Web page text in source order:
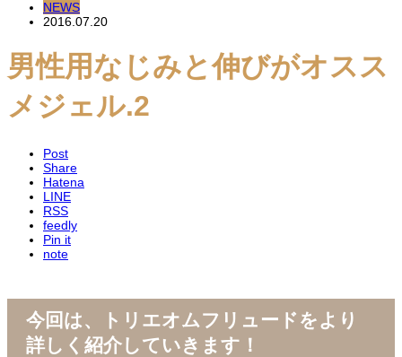
NEWS
2016.07.20
男性用なじみと伸びがオスス
メジェル.2
Post
Share
Hatena
LINE
RSS
feedly
Pin it
note
今回は、トリエオムフリュードをより
詳しく紹介していきます！